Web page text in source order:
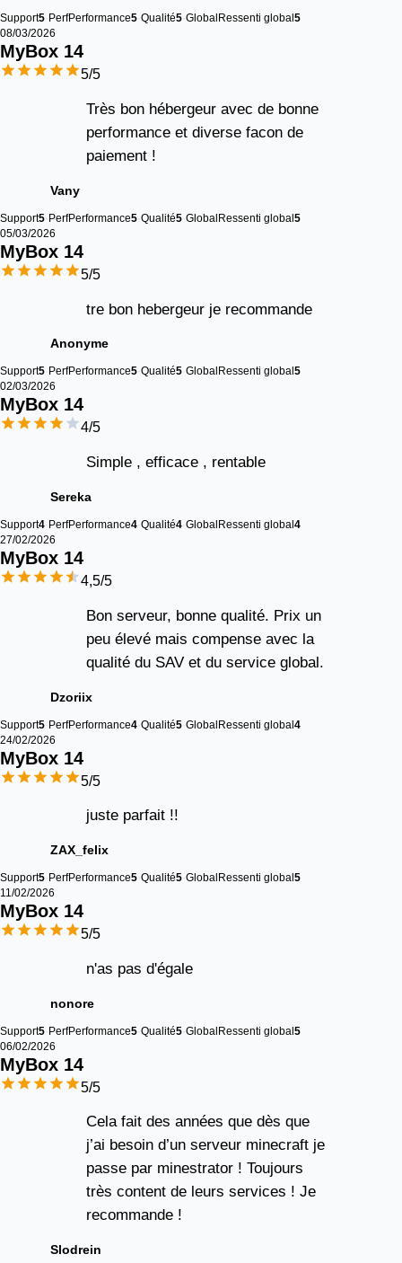
Support5 PerfPerformance5 Qualité5 Global Ressenti global 5
08/03/2026
MyBox 14
5/5
Très bon hébergeur avec de bonne
performance et diverse facon de
paiement !
Vany
Support5 PerfPerformance5 Qualité5 GlobalRessenti global5
05/03/2026
MyBox 14
5/5
tre bon hebergeur je recommande
Anonyme
Support5 PerfPerformance5 Qualité5 Global Ressenti global 5
02/03/2026
MyBox 14
4/5
Simple , efficace , rentable
Sereka
Support4 PerfPerformance4 Qualité4 Global Ressenti global 4
27/02/2026
MyBox 14
4,5/5
Bon serveur, bonne qualité. Prix un
peu élevé mais compense avec la
qualité du SAV et du service global.
Dzoriix
Support5 PerfPerformance4 Qualité5 GlobalRessenti global4
24/02/2026
MyBox 14
5/5
juste parfait !!
ZAX_felix
Support5 PerfPerformance5 Qualité5 Global Ressenti global 5
11/02/2026
MyBox 14
5/5
n'as pas d'égale
nonore
Support5 PerfPerformance5 Qualité5 GlobalRessenti global5
06/02/2026
MyBox 14
5/5
Cela fait des années que dès que
j’ai besoin d’un serveur minecraft je
passe par minestrator ! Toujours
très content de leurs services ! Je
recommande !
Slodrein